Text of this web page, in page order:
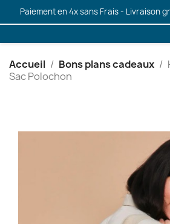
Paiement en 4x sans Frais - Livraison
Accueil Bons plans cadeaux
Sac Polochon